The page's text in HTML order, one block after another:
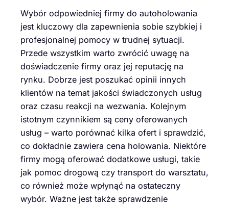
Wybór odpowiedniej firmy do autoholowania
jest kluczowy dla zapewnienia sobie szybkiej i
profesjonalnej pomocy w trudnej sytuacji.
Przede wszystkim warto zwrócić uwagę na
doświadczenie firmy oraz jej reputację na
rynku. Dobrze jest poszukać opinii innych
klientów na temat jakości świadczonych usług
oraz czasu reakcji na wezwania. Kolejnym
istotnym czynnikiem są ceny oferowanych
usług – warto porównać kilka ofert i sprawdzić,
co dokładnie zawiera cena holowania. Niektóre
firmy mogą oferować dodatkowe usługi, takie
jak pomoc drogową czy transport do warsztatu,
co również może wpłynąć na ostateczny
wybór. Ważne jest także sprawdzenie